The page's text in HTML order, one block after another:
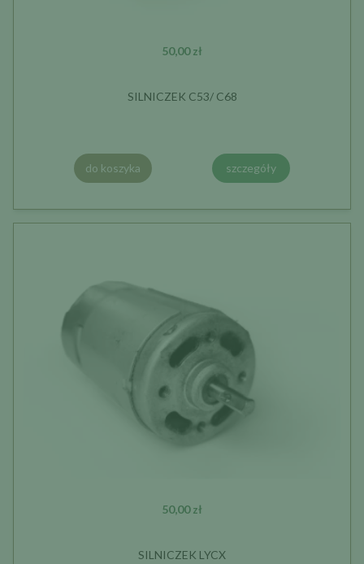
50,00 zł
SILNICZEK C53/ C68
do koszyka szczegóły
50,00 zł
SILNICZEK LYCX